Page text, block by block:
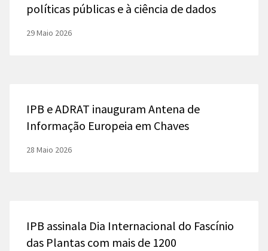
políticas públicas e à ciência de dados
29 Maio 2026
IPB e ADRAT inauguram Antena de
Informação Europeia em Chaves
28 Maio 2026
IPB assinala Dia Internacional do Fascínio
das Plantas com mais de 1200